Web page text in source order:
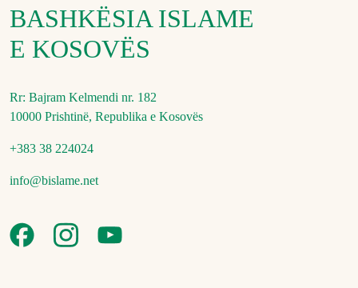
BASHKËSIA ISLAME
E KOSOVËS
Rr: Bajram Kelmendi nr. 182
10000 Prishtinë, Republika e Kosovës
+383 38 224024
info@bislame.net